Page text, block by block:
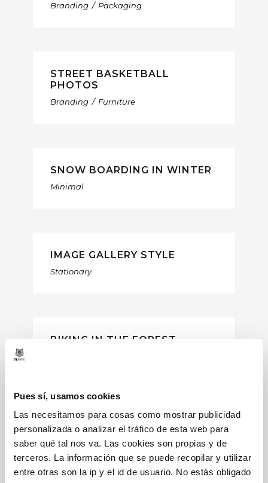
Pues sí, usamos cookies
Las necesitamos para cosas como mostrar publicidad
personalizada o analizar el tráfico de esta web para
saber qué tal nos va. Las cookies son propias y de
terceros. La información que se puede recopilar y utilizar
entre otras son la ip y el id de usuario. No estás obligado
Branding / Packaging
STREET BASKETBALL
PHOTOS
Branding / Furniture
SNOW BOARDING IN WINTER
Minimal
IMAGE GALLERY STYLE
Stationary
BIKING IN THE FOREST
NBA SLAM DUNK SHOW
Branding / Minimal